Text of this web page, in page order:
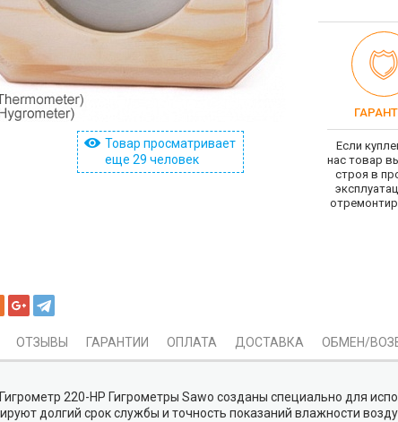
Товар просматривает
еще 29 человек
Если
нас товар
строя в
ОТЗЫВЫ ГАРАНТИИ ОПЛАТА ДОСТАВКА ОБМЕН/
220-НР Гигрометры Sawo созданы специально для
долгий срок службы и точность показаний влажности